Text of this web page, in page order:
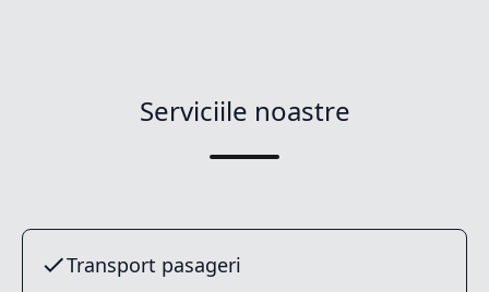
Serviciile noastre
Transport pasageri